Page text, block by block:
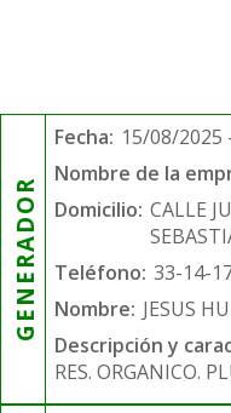
GENERADOR
Fecha: 15/08/2025
Nombre de la
Domicilio: CALLE
Teléfono: 33-14-
Nombre: JESUS
Descripción y
RES. ORGANICO.